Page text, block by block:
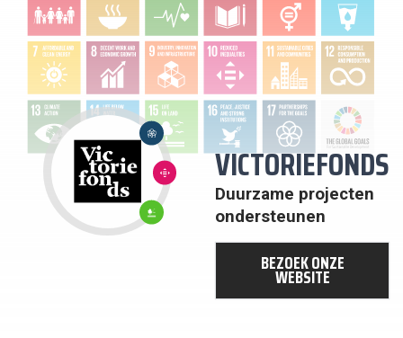
LEVEN
OP
HET
10:
ONGELIJKHEID
VERMINDEREN
17:
PARTNERSCHAP
OM
DOELSTELLINGEN
TE BEREIKEN VICTORIEFONDS
Duurzame projecten
ondersteunen
BEZOEK ONZE
WEBSITE